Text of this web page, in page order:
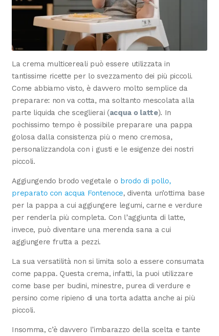
La crema multicereali può essere utilizzata in
tantissime ricette per lo svezzamento dei più piccoli.
Come abbiamo visto, è davvero molto semplice da
preparare: non va cotta, ma soltanto mescolata alla
parte liquida che sceglierai (acqua o latte). In
pochissimo tempo è possibile preparare una pappa
golosa dalla consistenza più o meno cremosa,
personalizzandola con i gusti e le esigenze dei nostri
piccoli.
Aggiungendo brodo vegetale o brodo di pollo,
preparato con acqua Fontenoce, diventa un’ottima base
per la pappa a cui aggiungere legumi, carne e verdure
per renderla più completa. Con l’aggiunta di latte,
invece, può diventare una merenda sana a cui
aggiungere frutta a pezzi.
La sua versatilità non si limita solo a essere consumata
come pappa. Questa crema, infatti, la puoi utilizzare
come base per budini, minestre, purea di verdure e
persino come ripieno di una torta adatta anche ai più
piccoli.
Insomma, c’è davvero l’imbarazzo della scelta e tante